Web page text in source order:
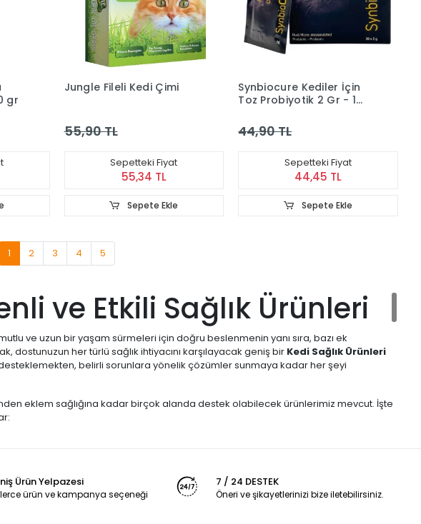
gr
Jungle Fileli Kedi Çimi
55,90 TL
Sepetteki Fiyat
55,34 TL
Sepete Ekle
Synbiocure Kediler İçin
Toz Probiyotik 2 Gr - 1
44,90 TL
Sepetteki Fiyat
44,45 TL
Sepete Ekle
1 2 3 4 5
ve Etkili Sağlık Ürünleri
ve uzun bir yaşam sürmeleri için doğru beslenmenin yanı sıra, bazı ek
dostunuzun her türlü sağlık ihtiyacını karşılayacak geniş bir Kedi Sağlık Ürünleri
belirli sorunlara yönelik çözümler sunmaya kadar her şeyi
eklem sağlığına kadar birçok alanda destek olabilecek ürünlerimiz mevcut. İşte
enerji seviyesini artırmak ve genel sağlığını desteklemek için özel olarak
Ürün Yelpazesi
ürün ve kampanya seçeneği
7 / 24 DESTEK
Öneri ve şikayetlerinizi bize iletebilirsiniz.